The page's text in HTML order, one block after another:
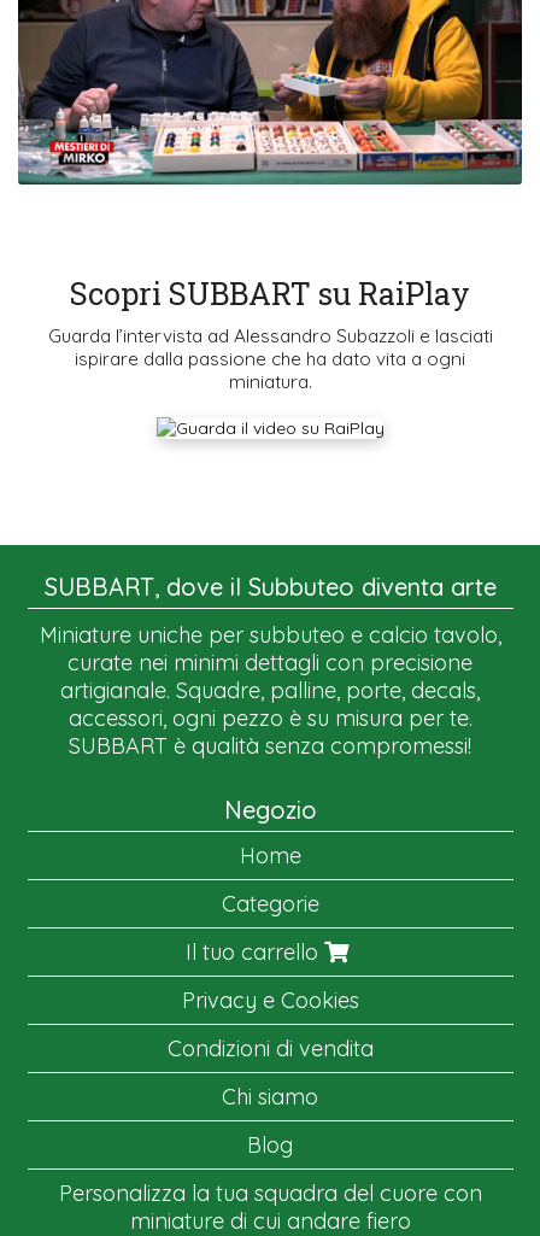
Scopri SUBBART su RaiPlay
Guarda l’intervista ad Alessandro Subazzoli e lasciati
ispirare dalla passione che ha dato vita a ogni
miniatura.
SUBBART, dove il Subbuteo diventa arte
Miniature uniche per subbuteo e calcio tavolo,
curate nei minimi dettagli con precisione
artigianale. Squadre, palline, porte, decals,
accessori, ogni pezzo è su misura per te.
SUBBART è qualità senza compromessi!
Negozio
Home
Categorie
Il tuo carrello
Privacy e Cookies
Condizioni di vendita
Chi siamo
Blog
Personalizza la tua squadra del cuore con
miniature di cui andare fiero